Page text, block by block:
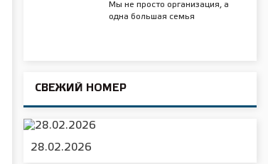
Мы не просто организация, а
одна большая семья
СВЕЖИЙ НОМЕР
28.02.2026